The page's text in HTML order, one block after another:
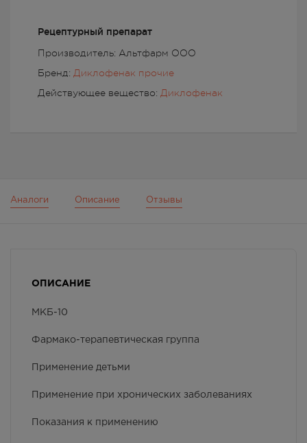
Рецептурный препарат
Производитель: Альтфарм ООО
Бренд: Диклофенак прочие
Действующее вещество: Диклофенак
Аналоги Описание Отзывы
ОПИСАНИЕ
МКБ-10
Фармако-терапевтическая группа
Применение детьми
Применение при хронических заболеваниях
Показания к применению